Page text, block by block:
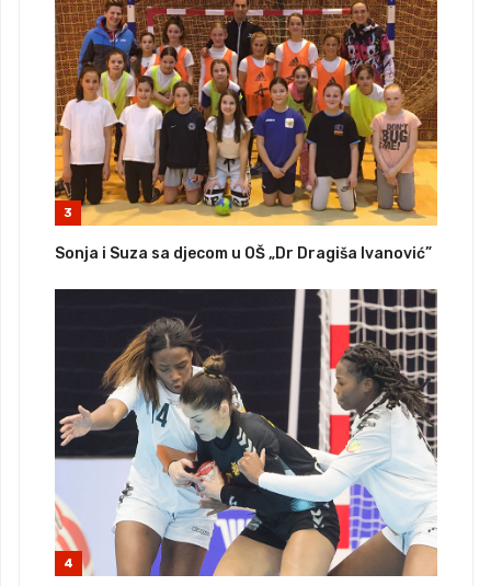
3
Sonja i Suza sa djecom u OŠ „Dr Dragiša Ivanović”
4